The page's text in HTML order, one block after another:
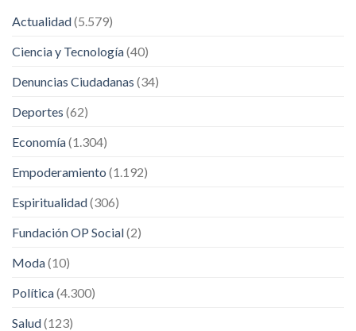
Actualidad(5.579)
Ciencia y Tecnología(40)
Denuncias Ciudadanas (34)
Deportes (62)
Economía(1.304)
Empoderamiento (1.192)
Espiritualidad(306)
Fundación OP Social(2)
Moda(10)
Política(4.300)
Salud(123)